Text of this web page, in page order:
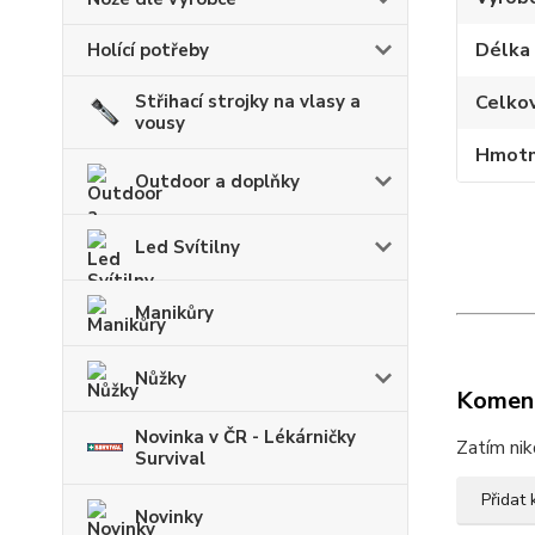
Holící potřeby
Střihací strojky na vlasy a
vousy
Outdoor a doplňky
Led Svítilny
Manikůry
Nůžky
Novinka v ČR - Lékárničky
Survival
Novinky
Zatím
Přidat